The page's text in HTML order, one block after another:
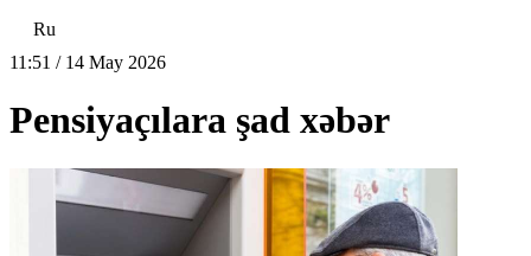
Ru
11:51 / 14 May 2026
Pensiyaçılara şad xəbər